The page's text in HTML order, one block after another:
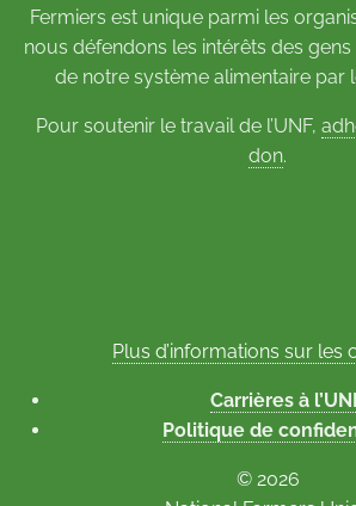
Fermiers est unique parmi les
nous défendons les intérêts des
de notre système alimentaire par
Pour soutenir le travail de l’UNF,
don.
Plus d’informations sur les
Carrières à
Politique de
© 2026